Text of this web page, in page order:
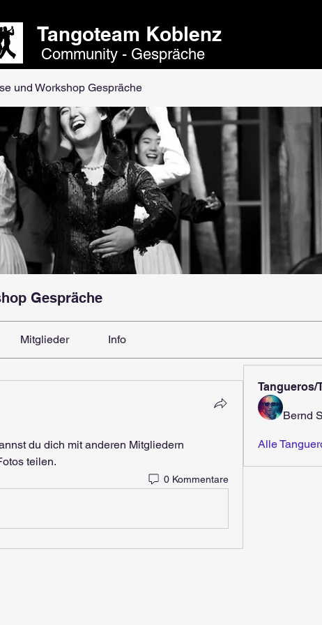
Tangoteam Koblenz
Community - Gespräche
und Workshop Gespräche
Gespräche
Mitglieder Info
du dich mit anderen Mitgliedern
teilen.
0 Kommentare
Tangueros/
Bernd
Alle